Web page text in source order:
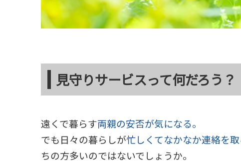
見守りサービスって何だろう？
遠くで暮らす両親の安否が気になる。
でも日々の暮らしが忙しくてなかなか連絡を取
ちの方多いのではないでしょうか。